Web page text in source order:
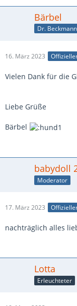
Bärbel
Dr. Beckmann
16. März 2023
Vielen Dank für die
Liebe Grüße
Bärbel
babydoll
Moderator
17. März 2023
nachträglich alles
Lotta
Erleuchteter